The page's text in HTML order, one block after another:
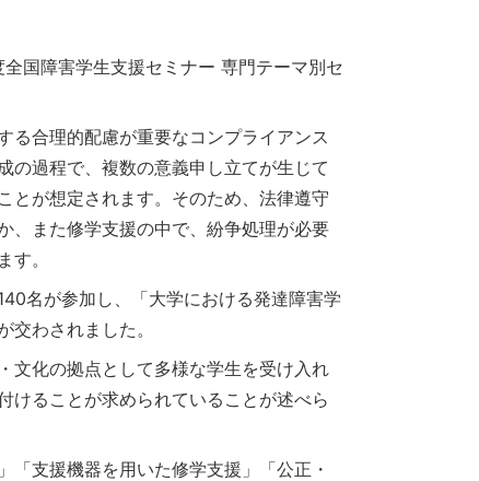
国障害学生支援セミナー 専門テーマ別セ
る合理的配慮が重要なコンプライアンス
の過程で、複数の意義申し立てが生じて
とが想定されます。そのため、法律遵守
、また修学支援の中で、紛争処理が必要
。
名が参加し、「大学における発達障害学
わされました。
文化の拠点として多様な学生を受け入れ
けることが求められていることが述べら
支援機器を用いた修学支援」「公正・